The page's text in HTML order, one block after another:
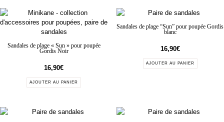
Sandales de plage « Sun » pour poupée
Gordis Noir
16,90€
AJOUTER AU PANIER
Sandales de plage “Sun” pour poupée Gordis
blanc
16,90€
AJOUTER AU PANIER